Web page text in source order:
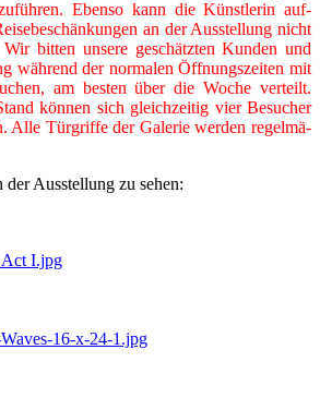
Ebenso kann die Künst­le­rin auf­
an der Aus­stel­lung nicht
Wir bit­ten unsere geschätz­ten Kun­den und
wäh­rend der nor­ma­len Öff­nungs­zei­ten mit
am bes­ten über die Woche ver­teilt.
kön­nen sich gleich­zei­tig vier Besu­cher
Alle Tür­griffe der Gale­rie wer­den regel­mä­
Aus­stel­lung zu sehen: